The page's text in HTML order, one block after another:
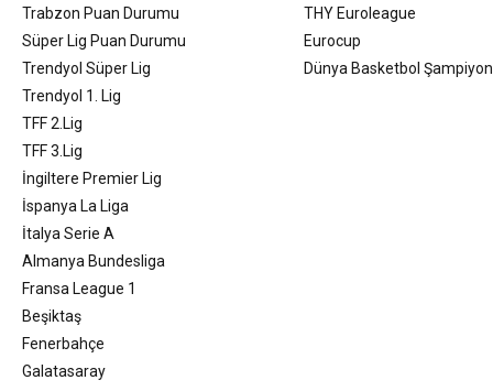
Trabzon Puan Durumu
Süper Lig Puan Durumu
Trendyol Süper Lig
Trendyol 1. Lig
TFF 2.Lig
TFF 3.Lig
İngiltere Premier Lig
İspanya La Liga
İtalya Serie A
Almanya Bundesliga
Fransa League 1
Beşiktaş
Fenerbahçe
Galatasaray
THY Euroleague
Eurocup
Dünya Basketbol